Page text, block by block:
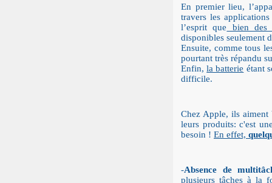
En premier lieu,
travers les
l’esprit que bien des
disponibles seulement
Ensuite, comme tous
pourtant très répandu
Enfin,la batterie étant
difficile.
Chez Apple, ils aiment
leurs produits: c'est
besoin ! En effet,
-Absence de
plusieurs tâches à la